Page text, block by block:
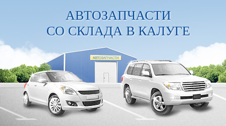
АВТОЗАПЧАСТИ
СО СКЛАДА В КАЛУГЕ